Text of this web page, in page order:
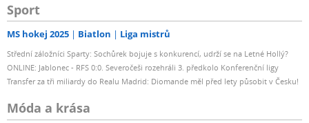
Sport
MS hokej 2025 Biatlon Liga mistrů
Střední záložníci Sparty: Sochůrek bojuje s konkurencí, udrží se na Letné Hollý?
ONLINE: Jablonec - RFS 0:0. Severočeši rozehráli 3. předkolo Konferenční ligy
Transfer za tři miliardy do Realu Madrid: Diomande měl před lety působit v Česku!
Móda a krása